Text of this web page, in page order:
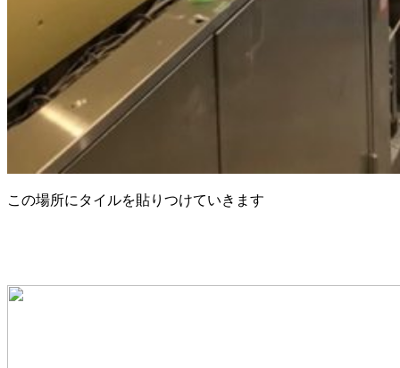
この場所にタイルを貼りつけていきます